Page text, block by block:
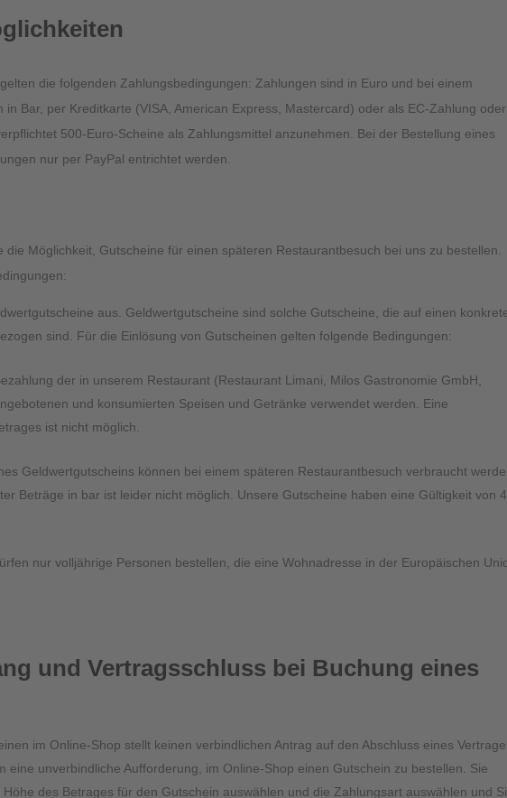
die folgenden Zahlungsbedingungen: Zahlungen sind in Euro und bei einem
in Bar, per Kreditkarte (VISA, American Express, Mastercard) oder als EC-Zahlung
500-Euro-Scheine als Zahlungsmittel anzunehmen. Bei der Bestellung eines
nur per PayPal entrichtet werden.
die Möglichkeit, Gutscheine für einen späteren Restaurantbesuch bei uns zu bestellen.
aus. Geldwertgutscheine sind solche Gutscheine, die auf einen
sind. Für die Einlösung von Gutscheinen gelten folgende Bedingungen:
der in unserem Restaurant (Restaurant Limani, Milos Gastronomie GmbH,
und konsumierten Speisen und Getränke verwendet werden. Eine
ist nicht möglich.
Geldwertgutscheins können bei einem späteren Restaurantbesuch verbraucht
Beträge in bar ist leider nicht möglich. Unsere Gutscheine haben eine Gültigkeit von 4
nur volljährige Personen bestellen, die eine Wohnadresse in der Europäischen
und Vertragsschluss bei Buchung eines
im Online-Shop stellt keinen verbindlichen Antrag auf den Abschluss eines
eine unverbindliche Aufforderung, im Online-Shop einen Gutschein zu bestellen. Sie
des Betrages für den Gutschein auswählen und die Zahlungsart auswählen und